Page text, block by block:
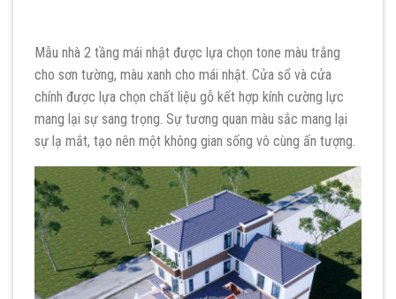
Mẫu nhà 2 tầng mái nhật được lựa chọn tone màu trắng
cho sơn tường, màu xanh cho mái nhật. Cửa sổ và cửa
chính được lựa chọn chất liệu gỗ kết hợp kính cường lực
mang lại sự sang trọng. Sự tương quan màu sắc mang lại
sự lạ mắt, tạo nên một không gian sống vô cùng ấn tượng.